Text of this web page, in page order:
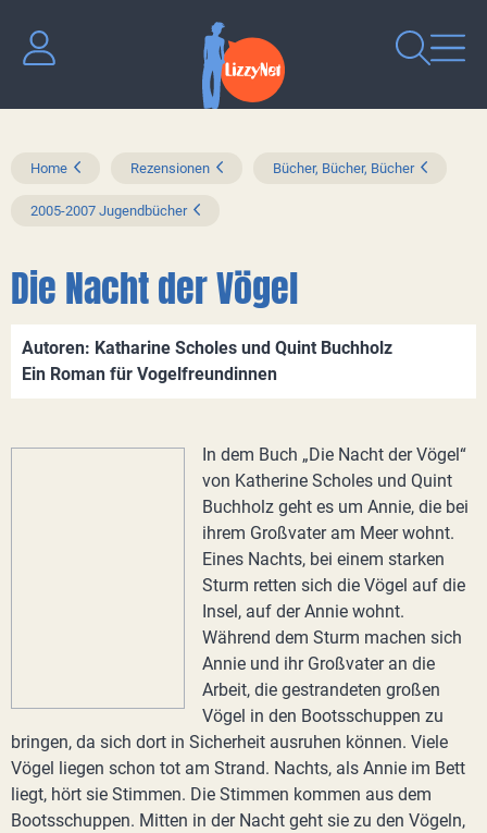
Home Rezensionen Bücher, Bücher, Bücher
2005-2007 Jugendbücher
Die Nacht der Vögel
Autoren: Katharine Scholes und Quint Buchholz
Ein Roman für Vogelfreundinnen
In dem Buch „Die Nacht der Vögel“
von Katherine Scholes und Quint
Buchholz geht es um Annie, die bei
ihrem Großvater am Meer wohnt.
Eines Nachts, bei einem starken
Sturm retten sich die Vögel auf die
Insel, auf der Annie wohnt.
Während dem Sturm machen sich
Annie und ihr Großvater an die
Arbeit, die gestrandeten großen
Vögel in den Bootsschuppen zu
bringen, da sich dort in Sicherheit ausruhen können. Viele
Vögel liegen schon tot am Strand. Nachts, als Annie im Bett
liegt, hört sie Stimmen. Die Stimmen kommen aus dem
Bootsschuppen. Mitten in der Nacht geht sie zu den Vögeln,